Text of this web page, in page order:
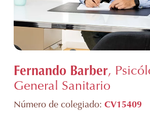
Fernando Barber,
General Sanitario
Número de colegiado: CV15409